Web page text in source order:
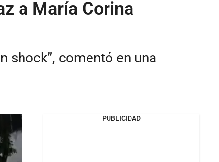
a María Corina
shock”, comentó en una
PUBLICIDAD